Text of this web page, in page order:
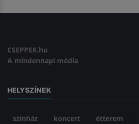
CSEPPEK.hu
A mindennapi média
HELYSZÍNEK
színház koncert étterem